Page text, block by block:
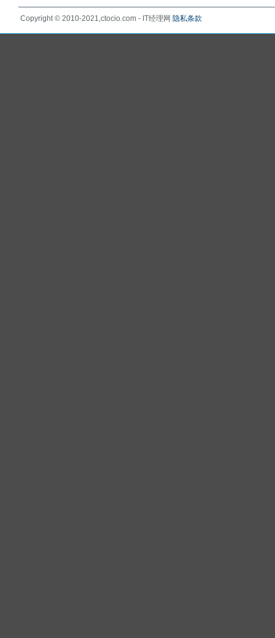
Copyright © 2010-2021,ctocio.com - IT经理网 隐私条款